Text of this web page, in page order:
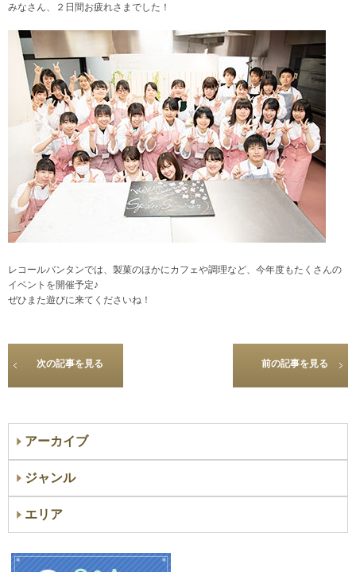
みなさん、２日間お疲れさまでした！
レコールバンタンでは、製菓のほかにカフェや調理など、今年度もたくさんの
イベントを開催予定♪
ぜひまた遊びに来てくださいね！
次の記事を見る 前の記事を見る
アーカイブ
ジャンル
エリア